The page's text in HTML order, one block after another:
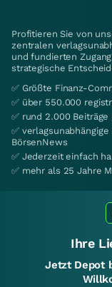
Profitieren Sie von
zentralen
und fundierten
strategische
✅ Größte Finanz-
✅ über 550.000
✅ rund 2.000 Beiträge
✅
BörsenNews
✅ Jederzeit einfach
✅ mehr als 25 Jahre
Ihre
Jetzt Depot